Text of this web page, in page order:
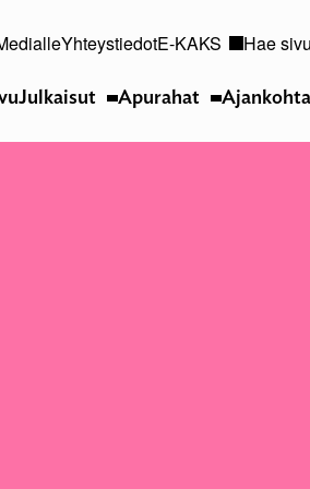
YhteystiedotE-KAKS Hae
Julkaisut Apurahat